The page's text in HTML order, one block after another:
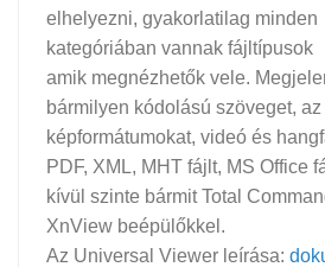
elhelyezni, gyakorlatilag minden
kategóriában vannak fájltípusok
amik megnézhetők vele.
bármilyen kódolású szöveget,
képformátumokat, videó és
PDF, XML, MHT fájlt, MS Office
kívül szinte bármit Total
XnView beépülőkkel.
Az Universal Viewer leírása: